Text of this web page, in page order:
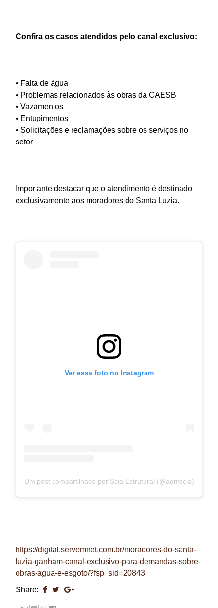
Confira os casos atendidos pelo canal exclusivo:
• Falta de água
• Problemas relacionados às obras da CAESB
• Vazamentos
• Entupimentos
• Solicitações e reclamações sobre os serviços no
setor
Importante destacar que o atendimento é destinado
exclusivamente aos moradores do Santa Luzia.
Ver essa foto no Instagram
Um post compartilhado por Scia Estrutural (@admscia)
https://digital.servemnet.com.br/moradores-do-santa-
luzia-ganham-canal-exclusivo-para-demandas-sobre-
obras-agua-e-esgoto/?fsp_sid=20843
Share: